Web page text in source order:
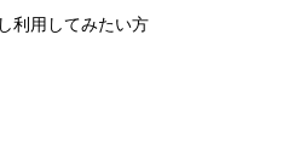
利用してみたい方